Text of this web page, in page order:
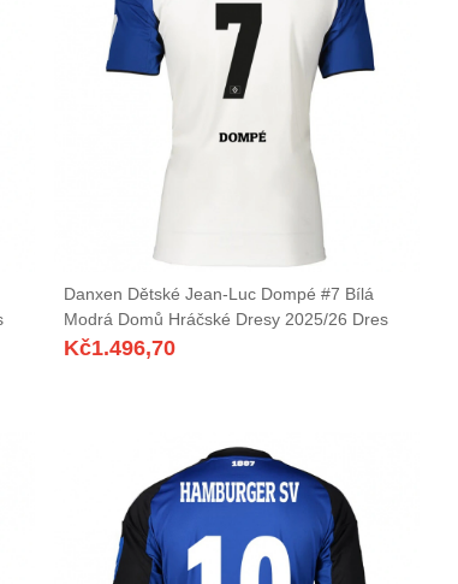
Danxen Dětské Jean-Luc Dompé #7 Bílá
Modrá Domů Hráčské Dresy 2025/26 Dres
Kč1.496,70